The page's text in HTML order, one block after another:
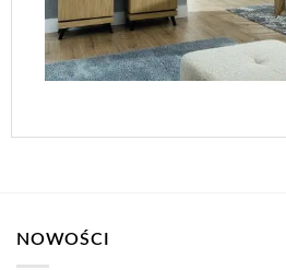
NOWOŚCI